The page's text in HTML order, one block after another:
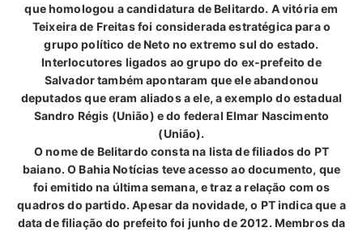
que homologou a candidatura de Belitardo. A vitória em
Teixeira de Freitas foi considerada estratégica para o
grupo político de Neto no extremo sul do estado.
Interlocutores ligados ao grupo do ex-prefeito de
Salvador também apontaram que ele abandonou
deputados que eram aliados a ele, a exemplo do estadual
Sandro Régis (União) e do federal Elmar Nascimento
(União).
O nome de Belitardo consta na lista de filiados do PT
baiano. O Bahia Notícias teve acesso ao documento, que
foi emitido na última semana, e traz a relação com os
quadros do partido. Apesar da novidade, o PT indica que a
data de filiação do prefeito foi junho de 2012. Membros da